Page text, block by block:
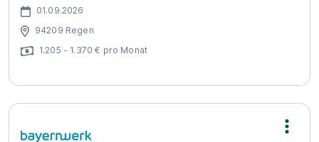
01.09.2026
94209 Regen
1.205 - 1.370 € pro Monat